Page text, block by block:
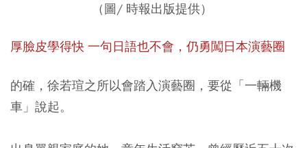
（圖/ 時報出版提供）
厚臉皮學得快 一句日語也不會，仍勇闖日本演藝圈
的確，徐若瑄之所以會踏入演藝圈，要從「一輛機
車」說起。